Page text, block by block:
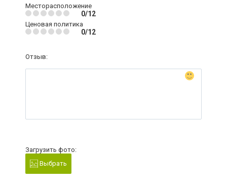
Месторасположение
0/12
Ценовая политика
0/12
Отзыв:
Загрузить фото:
Выбрать